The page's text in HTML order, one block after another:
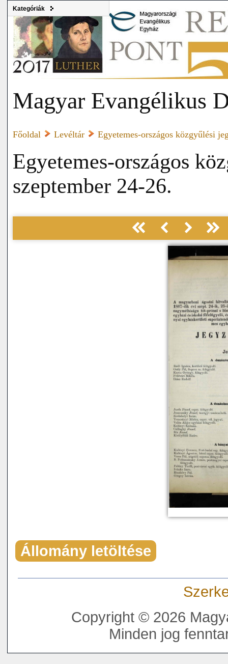
Kategóriák
Magyar Evangélikus
Főoldal Levéltár Egyetemes-országos közgyűlési
Egyetemes-országos
szeptember 24-26.
Állomány letöltése
Copyright © 2026
Minden jog